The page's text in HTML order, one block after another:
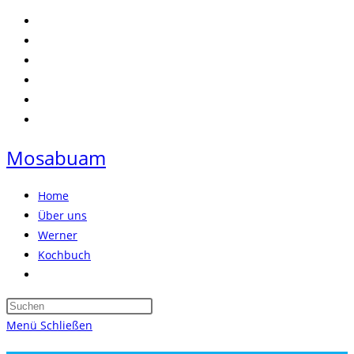
Zum
Inhalt
springen
Mosabuam
Home
Über uns
Werner
Kochbuch
umschalten
Press
Menü Schließen